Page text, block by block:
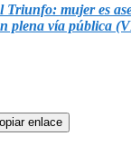
mujer es
plena vía pública
enlace